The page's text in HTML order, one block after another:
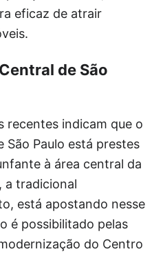
eficaz de atrair
de São
recentes indicam que o
São Paulo está prestes
à área central da
a tradicional
está apostando nesse
é possibilitado pelas
do Centro